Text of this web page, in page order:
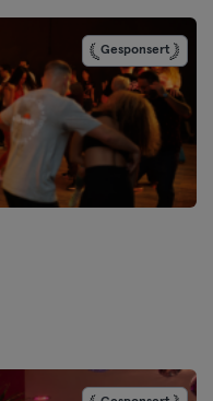
Gesponsert